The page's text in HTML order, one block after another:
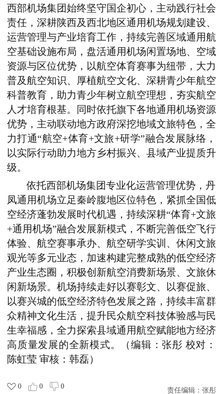
西部机场集团始终坚守国企初心，主动践行社会
责任，深耕陕西及西北地区通用机场规划建设、
运营管理与产业培育工作，持续完善区域通用航
空基础设施布局，盘活通用机场闲置场地、空域
资源与区位优势，以航空体育赛事为纽带，大力
普及航空知识、厚植航空文化、深耕青少年航空
科普教育，助力青少年树立航空理想，夯实航空
人才培育根基。同时依托旗下各地通用机场资源
优势，主动联动地方政府深挖地域文旅特色，全
力打通“航空+体育+文旅+研学”融合发展脉络，
以实际行动助力地方乡村振兴、县域产业提质升
级。
依托西部机场集团专业化运营管理优势，丹
凤通用机场立足秦岭腹地区位特色，紧抓全国低
空经济蓬勃发展时代机遇，持续深耕“体育+文旅
+通用机场”融合发展新模式，不断完善低空飞行
体验、航空赛事承办、航空研学实训、休闲文旅
观光等多元业态，加速构建完整成熟的低空经济
产业生态圈，积极创新航空消费新场景、文旅休
闲新场景。机场持续走好以赛彰文、以赛促旅、
以赛兴城的低空经济特色发展之路，持续丰富群
众精神文化生活，提升民众航空科技体验感与民
生幸福感，全力探索县域通用航空赋能地方经济
高质量发展的全新模式。（编辑：张彤 校对：
陈虹莹 审核：韩磊）
0 0 0
责任编辑： 张彤